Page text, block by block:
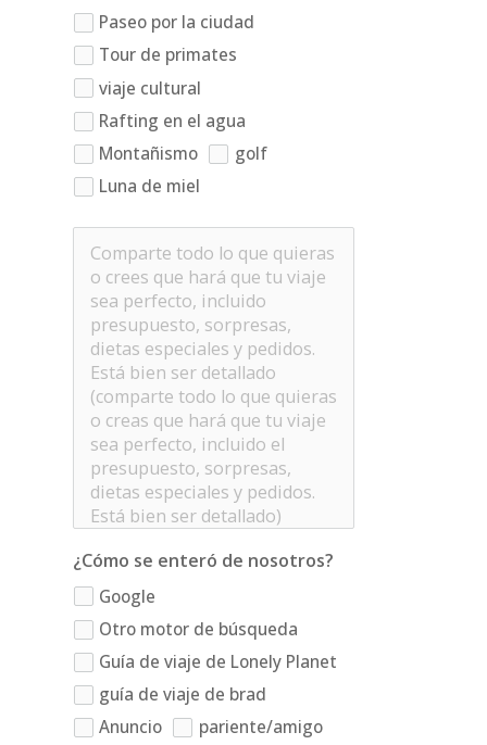
Paseo por la ciudad
Tour de primates
viaje cultural
Rafting en el agua
Montañismo
golf
Luna de miel
¿Cómo se enteró de nosotros?
Google
Otro motor de búsqueda
Guía de viaje de Lonely Planet
guía de viaje de brad
Anuncio
pariente/amigo